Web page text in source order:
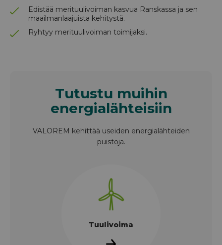
Edistää merituulivoiman kasvua Ranskassa ja sen
maailmanlaajuista kehitystä.
Ryhtyy merituulivoiman toimijaksi.
Tutustu muihin
energialähteisiin
VALOREM kehittää useiden energialähteiden
puistoja.
Tuulivoima